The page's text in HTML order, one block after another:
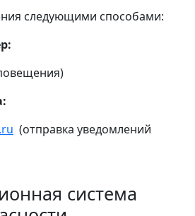
следующими способами:
(отправка уведомлений
система